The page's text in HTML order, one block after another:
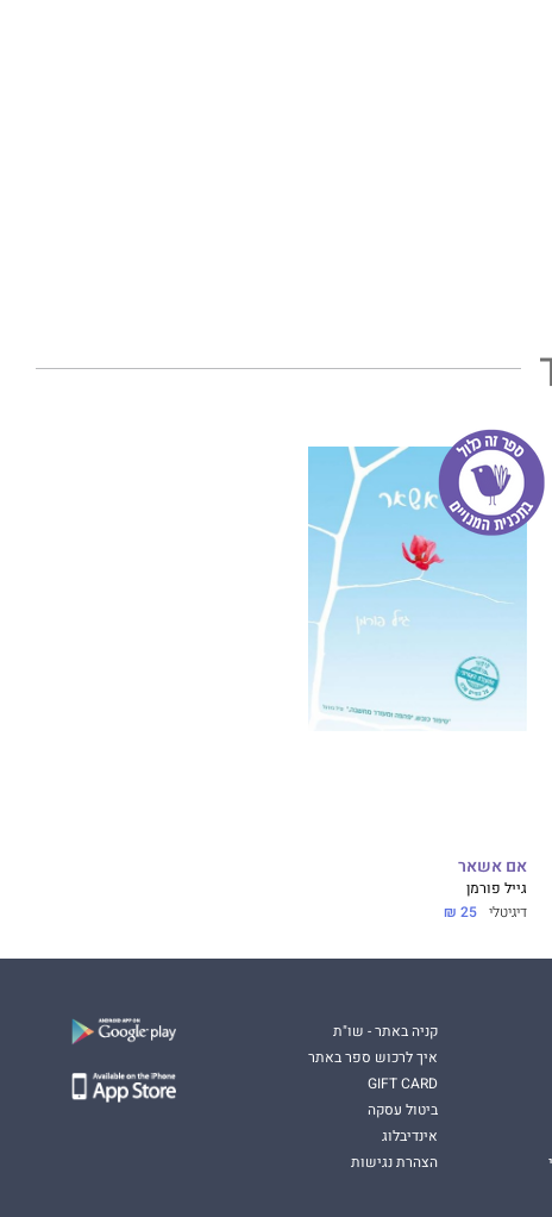
אם אשאר
גייל פורמן
דיגיטלי 25 ₪
קניה באתר - שו"ת
איך לרכוש ספר באתר
GIFT CARD
ביטול עסקה
אינדיבלוג
הצהרת נגישות